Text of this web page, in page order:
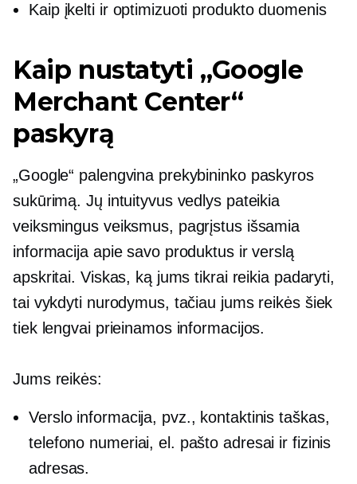
Kaip įkelti ir optimizuoti produkto duomenis
Kaip nustatyti „Google
Merchant Center“
paskyrą
„Google“ palengvina prekybininko paskyros
sukūrimą. Jų intuityvus vedlys pateikia
veiksmingus veiksmus, pagrįstus išsamia
informacija apie savo produktus ir verslą
apskritai. Viskas, ką jums tikrai reikia padaryti,
tai vykdyti nurodymus, tačiau jums reikės šiek
tiek lengvai prieinamos informacijos.
Jums reikės:
Verslo informacija, pvz., kontaktinis taškas,
telefono numeriai, el. pašto adresai ir fizinis
adresas.